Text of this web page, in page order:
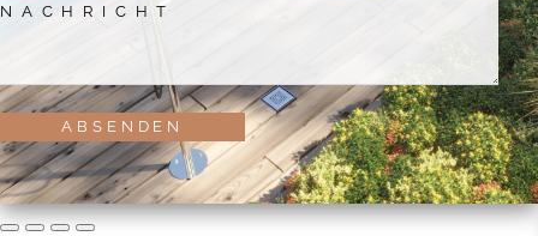
ABSENDEN